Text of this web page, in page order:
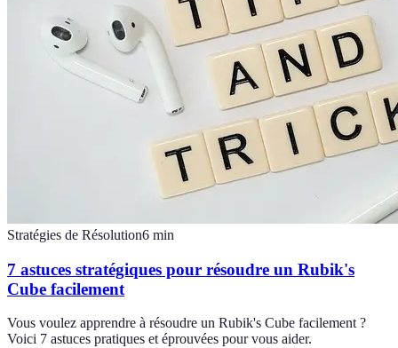
Stratégies de Résolution6 min
7 astuces stratégiques pour résoudre un Rubik's
Cube facilement
Vous voulez apprendre à résoudre un Rubik's Cube facilement ?
Voici 7 astuces pratiques et éprouvées pour vous aider.